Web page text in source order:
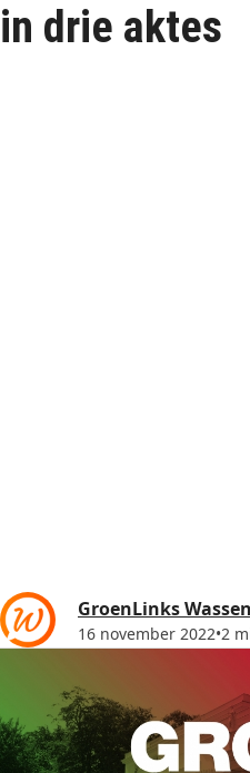
in drie aktes
GroenLinks
16 november 2022•2